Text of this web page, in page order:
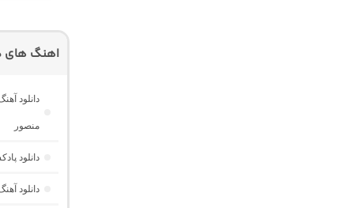
اهنگ های
منصور
دانلود پادکست ام کو 42
دانلود